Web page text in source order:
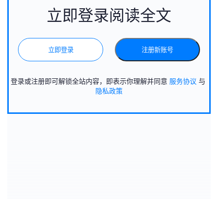
立即登录阅读全文
立即登录 注册新账号
登录或注册即可解锁全站内容，即表示你理解并同意 服务协议 与
隐私政策